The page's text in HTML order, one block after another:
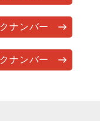
ナンバー
ナンバー